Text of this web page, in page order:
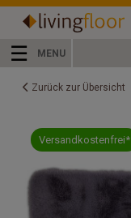
☰ MENU
Zurück zur Übersicht
Versandkostenfrei*